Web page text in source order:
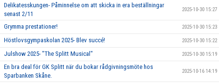
Delikatesskungen- Påminnelse om att skicka in era beställningar
senast 2/11
2025-10-30 15:27
Grymma prestationer! 2025-10-30 15:23
Höstlovsgympaskolan 2025- Blev succé! 2025-10-30 15:22
Julshow 2025- "The Splitt Musical" 2025-10-30 15:19
En bra deal för GK Splitt när du bokar rådgivningsmöte hos
Sparbanken Skåne.
2025-10-16 14:19